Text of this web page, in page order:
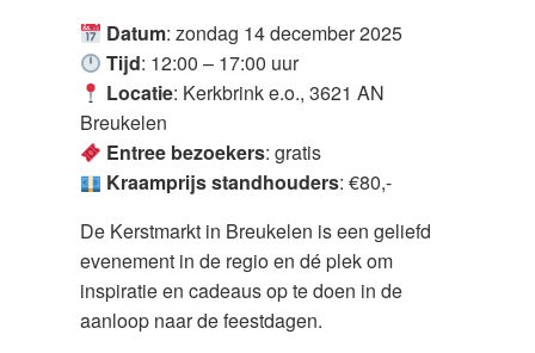
Datum: zondag 14 december 2025
Tijd: 12:00 – 17:00 uur
Locatie: Kerkbrink e.o., 3621 AN
Breukelen
Entree bezoekers: gratis
Kraamprijs standhouders: €80,-
De Kerstmarkt in Breukelen is een geliefd
evenement in de regio en dé plek om
inspiratie en cadeaus op te doen in de
aanloop naar de feestdagen.